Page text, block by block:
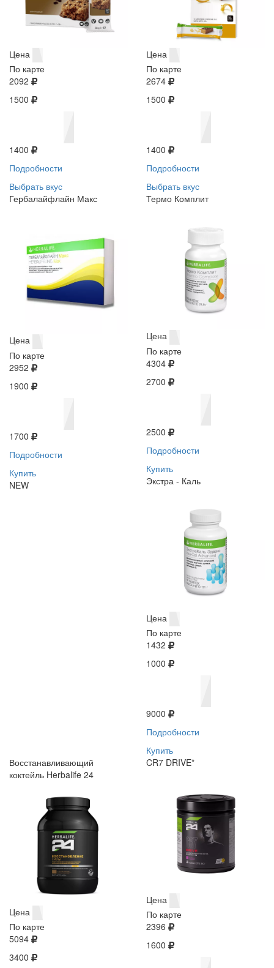
Цена
По карте
2092
1500
1400
Подробности
Выбрать вкус
Цена
По карте
2674
1500
1400
Подробности
Выбрать вкус
Гербалайфлайн Макс
Цена
По карте
2952
1900
1700
Подробности
Купить
NEW
Термо Комплит
Цена
По карте
4304
2700
2500
Подробности
Купить
Экстра - Каль
Цена
По карте
1432
1000
9000
Подробности
Купить
Восстанавливающий
коктейль Herbalife 24
Цена
По карте
5094
3400
CR7 DRIVE*
Цена
По карте
2396
1600